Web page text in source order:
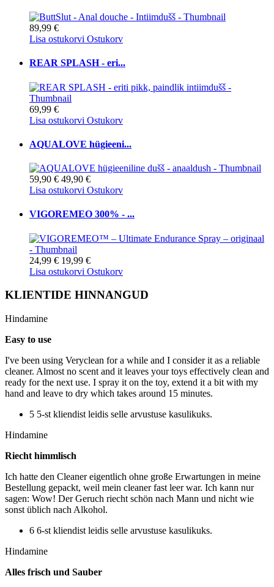
89,99 €
Lisa ostukorvi Ostukorv
REAR SPLASH - eri...
69,99 €
Lisa ostukorvi Ostukorv
AQUALOVE hügieeni...
59,90 € 49,90 €
Lisa ostukorvi Ostukorv
VIGOREMEO 300% - ...
24,99 € 19,99 €
Lisa ostukorvi Ostukorv
KLIENTIDE HINNANGUD
Hindamine
Easy to use
I've been using Veryclean for a while and I consider it as a reliable
cleaner. Almost no scent and it leaves your toys effectively clean and
ready for the next use. I spray it on the toy, extend it a bit with my
hand and leave to dry which takes around 15 minutes.
5 5-st kliendist leidis selle arvustuse kasulikuks.
Hindamine
Riecht himmlisch
Ich hatte den Cleaner eigentlich ohne große Erwartungen in meine
Bestellung gepackt, weil mein cleaner fast leer war. Ich kann nur
sagen: Wow! Der Geruch riecht schön nach Mann und nicht wie
sonst üblich nach Alkohol.
6 6-st kliendist leidis selle arvustuse kasulikuks.
Hindamine
Alles frisch und Sauber